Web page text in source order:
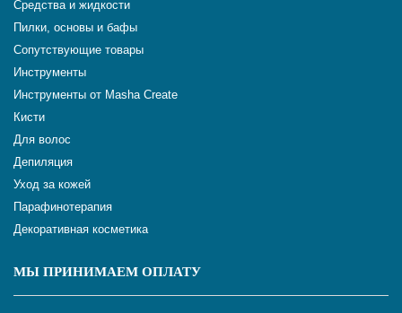
Средства и жидкости
Пилки, основы и бафы
Сопутствующие товары
Инструменты
Инструменты от Masha Create
Кисти
Для волос
Депиляция
Уход за кожей
Парафинотерапия
Декоративная косметика
МЫ ПРИНИМАЕМ ОПЛАТУ